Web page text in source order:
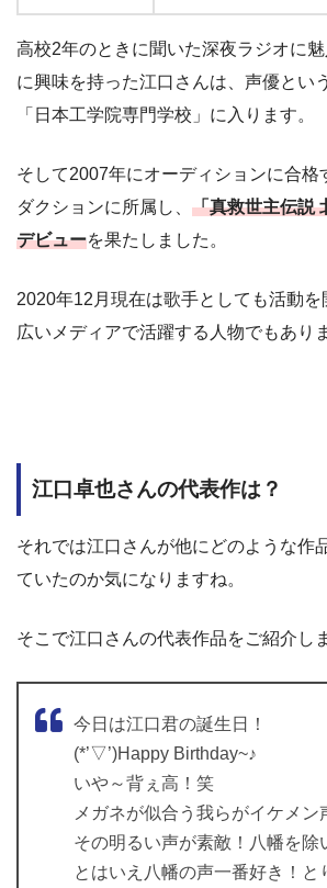
高校2年のときに聞いた深夜ラジオに
に興味を持った江口さんは、声優とい
「日本工学院専門学校」に入ります。
そして2007年にオーディションに合格
ダクションに所属し、 「真救世主伝説
デビューを果たしました。
2020年12月現在は歌手としても活動
広いメディアで活躍する人物でもあり
江口卓也さんの代表作は？
それでは江口さんが他にどのような作
ていたのか気になりますね。
そこで江口さんの代表作品をご紹介し
今日は江口君の誕生日！
(*’▽’)Happy Birthday~♪
いや～背ぇ高！笑
メガネが似合う我らがイケメン
その明るい声が素敵！八幡を除
とはいえ八幡の声一番好き！と